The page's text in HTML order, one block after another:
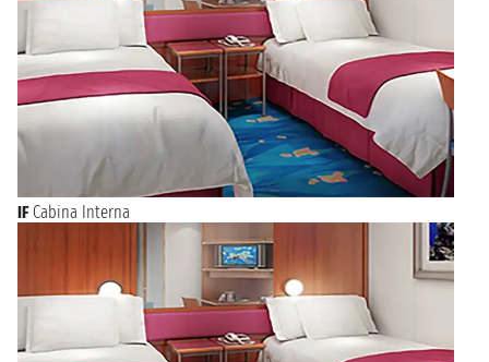
IF Cabina Interna